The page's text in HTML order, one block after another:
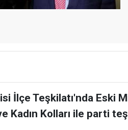
İlçe Teşkilatı'nda Eski
Kadın Kolları ile parti